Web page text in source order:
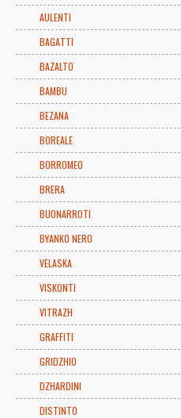
AULENTI
BAGATTI
BAZALTO
BAMBU
BEZANA
BOREALE
BORROMEO
BRERA
BUONARROTI
BYANKO NERO
VELASKA
VISKONTI
VITRAZH
GRAFFITI
GRIDZHIO
DZHARDINI
DISTINTO